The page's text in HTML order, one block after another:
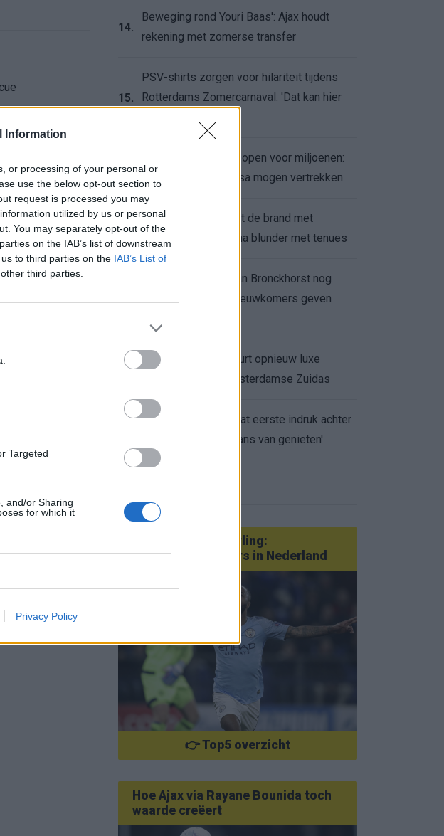
Information
or processing of your personal or
use the below opt-out section to
request is processed you may
utilized by us or personal
You may separately opt-out of the
on the IAB’s list of downstream
to third parties on the IAB’s List of
third parties.
Targeted
and/or Sharing
for which it
Privacy Policy
VAR
14.
Beweging rond Youri Baas': Ajax houdt
rekening met zomerse transfer
15.
PSV-shirts zorgen voor hilariteit tijdens
Rotterdams Zomercarnaval: 'Dat kan hier
16.
Feyenoord zet deur open voor miljoenen:
Ueda en Hadj Moussa mogen vertrekken
17.
Ajax helpt Burnley uit de brand met
afgeknipte sokken na blunder met tenues
Feyenoord onder Van Bronckhorst nog
altijd ongeslagen: nieuwkomers geven
19.
Hakim Ziyech verhuurt opnieuw luxe
appartement op Amsterdamse Zuidas
Marcos Leonardo laat eerste indruk achter
bij Ajax: 'Hier gaan fans van genieten'
Van Götze tot Sterling:
statementtransfers in Nederland
👉 Top5 overzicht
Hoe Ajax via Rayane Bounida toch
waarde creëert